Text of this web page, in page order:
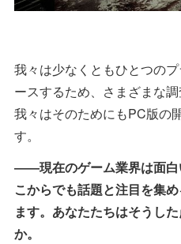
我々は少なくともひとつの
ースするため、さまざまな調
我々はそのためにもPC版の
す。
――現在のゲーム業界は面白
こからでも話題と注目を集
ます。あなたたちはそうし
か。